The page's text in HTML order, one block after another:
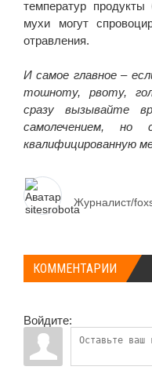
температур
мухи могут
отравления.
И самое главное –
тошноту, рвоту,
сразу вызывайте
самолечением, но
квалифицированную
Журналист/
КОММЕНТАРИИ
Войдите: